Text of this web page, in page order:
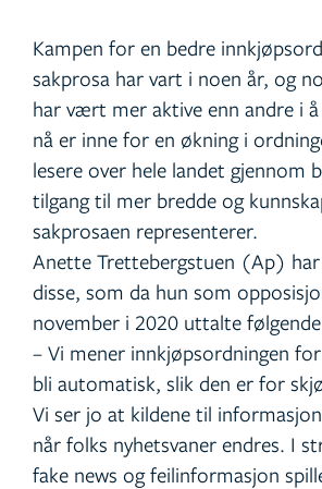
Kampen for en bedre
sakprosa har vart i noen år, og
har vært mer aktive enn andre i
nå er inne for en økning i
lesere over hele landet gjennom
tilgang til mer bredde og
sakprosaen representerer.
Anette Trettebergstuen (Ap)
disse, som da hun som
november i 2020 uttalte
– Vi mener innkjøpsordningen
bli automatisk, slik den er for
Vi ser jo at kildene til
når folks nyhetsvaner endres. I
fake news og feilinformasjon